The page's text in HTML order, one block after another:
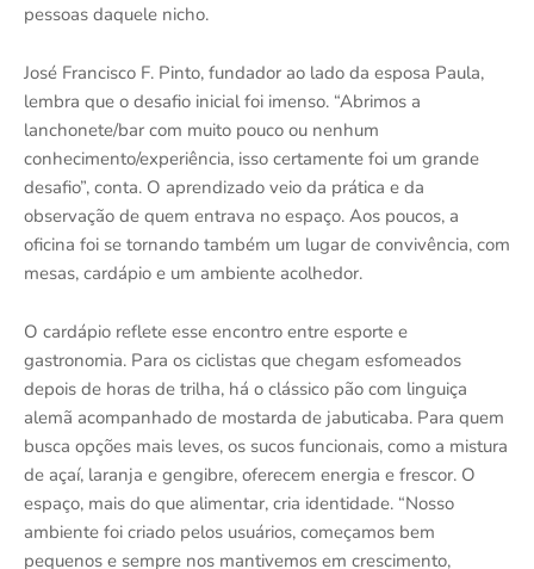
pessoas daquele nicho.
José Francisco F. Pinto, fundador ao lado da esposa Paula,
lembra que o desafio inicial foi imenso. “Abrimos a
lanchonete/bar com muito pouco ou nenhum
conhecimento/experiência, isso certamente foi um grande
desafio”, conta. O aprendizado veio da prática e da
observação de quem entrava no espaço. Aos poucos, a
oficina foi se tornando também um lugar de convivência, com
mesas, cardápio e um ambiente acolhedor.
O cardápio reflete esse encontro entre esporte e
gastronomia. Para os ciclistas que chegam esfomeados
depois de horas de trilha, há o clássico pão com linguiça
alemã acompanhado de mostarda de jabuticaba. Para quem
busca opções mais leves, os sucos funcionais, como a mistura
de açaí, laranja e gengibre, oferecem energia e frescor. O
espaço, mais do que alimentar, cria identidade. “Nosso
ambiente foi criado pelos usuários, começamos bem
pequenos e sempre nos mantivemos em crescimento,